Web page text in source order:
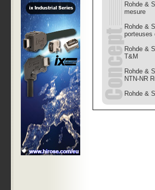
Rohde &
mesure
Rohde &
porteuses
Rohde &
T&M
Rohde &
NTN-NR
Rohde &